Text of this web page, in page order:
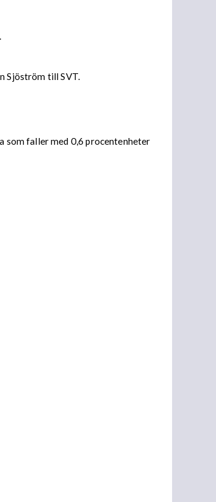
Sjöström till SVT.
som faller med 0,6 procentenheter